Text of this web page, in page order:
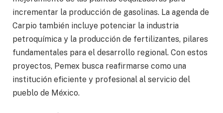
incrementar la producción de gasolinas. La agenda de
Carpio también incluye potenciar la industria
petroquímica y la producción de fertilizantes, pilares
fundamentales para el desarrollo regional. Con estos
proyectos, Pemex busca reafirmarse como una
institución eficiente y profesional al servicio del
pueblo de México.